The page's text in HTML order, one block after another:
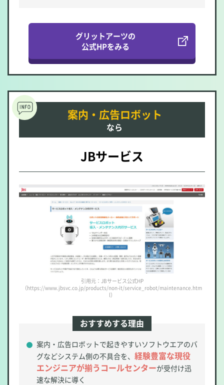
グリットアーツの
公式HPをみる
案内・広告ロボット
なら
JBサービス
引用元：JBサービス公式HP
（https://www.jbsvc.co.jp/products/non-it/service_robot/maintenance.htm
l）
おすすめする理由
案内・広告ロボットで起きやすいソフトウエアのバ
グなどシステム側の不具合を、 経験豊富な現役
エンジニアが揃うコールセンターが受付け迅
速な解決に導く